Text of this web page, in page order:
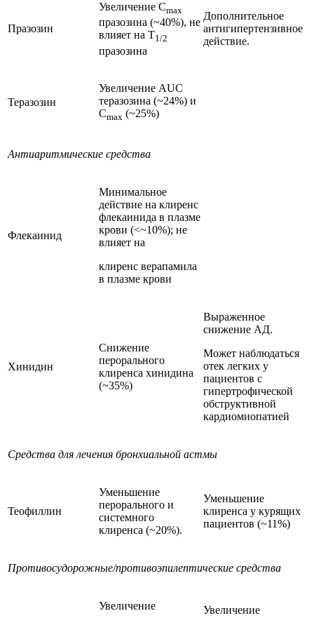
Празозин
Увеличение Cmax
празозина (~40%), не
влияет на T1/2
празозина
Дополнительное
антигипертензивное
действие.
Теразозин
Увеличение AUC
теразозина (~24%) и
Cmax (~25%)
Антиаритмические средства
Флекаинид
Минимальное
действие на клиренс
флекаинида в плазме
крови (<~10%); не
влияет на
клиренс верапамила
в плазме крови
Хинидин
Снижение
перорального
клиренса хинидина
(~35%)
Выраженное
снижение АД.
Может наблюдаться
отек легких у
пациентов с
гипертрофической
обструктивной
кардиомиопатией
Средства для лечения бронхиальной астмы
Теофиллин
Уменьшение
перорального и
системного
клиренса (~20%).
Уменьшение
клиренса у курящих
пациентов (~11%)
Противосудорожные/противоэпилептические средства
Увеличение Увеличение